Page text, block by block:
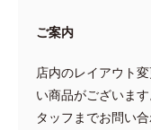
ご案内
店内のレイアウト
い商品がございま
タッフまでお問い